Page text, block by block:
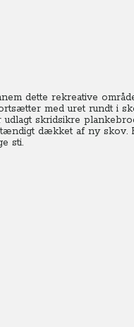
dette rekreative
med uret rundt i
skridsikre
dækket af ny skov.
sti.